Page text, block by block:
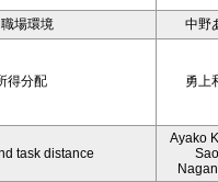
場環境 中野
得分配 勇上
task distance
Ayako